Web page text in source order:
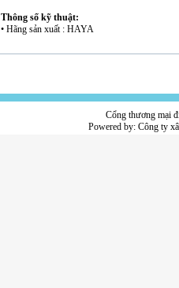
Thông số kỹ thuật:
• Hãng sản xuất : HAYA
Cổng thương mại
Powered by: Công ty